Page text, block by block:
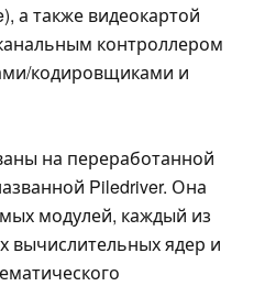
а также видеокартой
контроллером
кодировщиками и
на переработанной
Piledriver. Она
модулей, каждый из
вычислительных ядер и